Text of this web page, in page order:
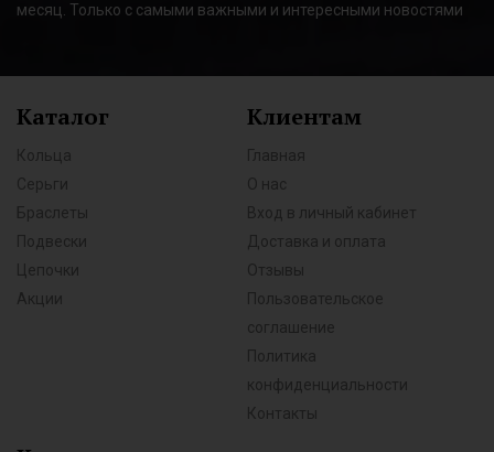
месяц. Только с самыми важными и интересными новостями
Каталог
Кольца
Серьги
Браслеты
Подвески
Цепочки
Акции
Клиентам
Главная
О нас
Вход в личный кабинет
Доставка и оплата
Отзывы
Пользовательское
соглашение
Политика
конфиденциальности
Контакты